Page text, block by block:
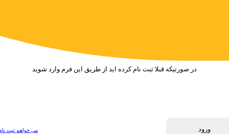
در صورتیکه قبلا ثبت نام کرده اید از طریق این فرم وارد شوید
می خواهم ثبت ورود